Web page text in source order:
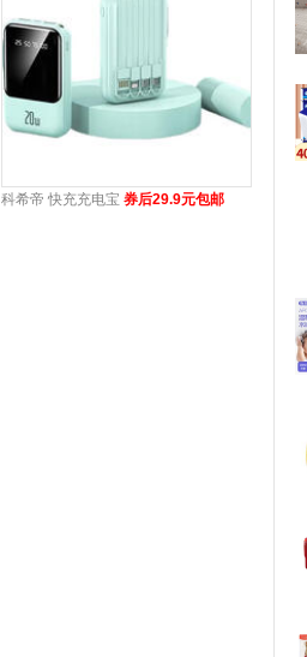
科希帝 快充充电宝 券后29.9元包邮